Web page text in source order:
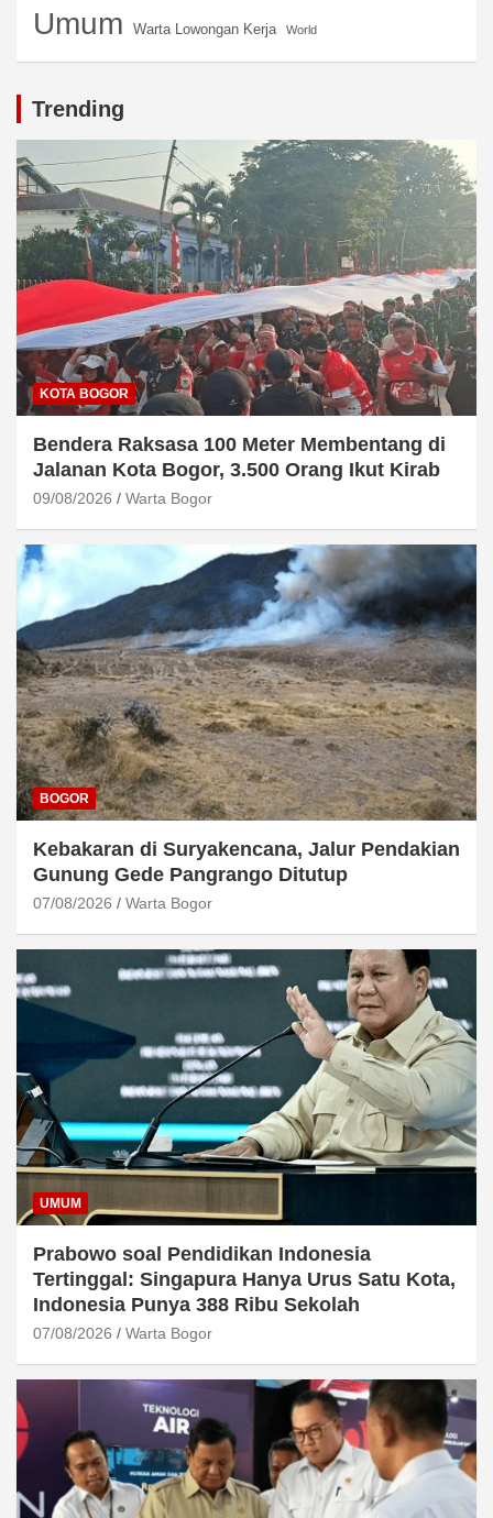
Umum Warta Lowongan Kerja World
Trending
KOTA BOGOR
Bendera Raksasa 100 Meter Membentang di
Jalanan Kota Bogor, 3.500 Orang Ikut Kirab
09/08/2026 Warta Bogor
BOGOR
Kebakaran di Suryakencana, Jalur Pendakian
Gunung Gede Pangrango Ditutup
07/08/2026 Warta Bogor
UMUM
Prabowo soal Pendidikan Indonesia
Tertinggal: Singapura Hanya Urus Satu Kota,
Indonesia Punya 388 Ribu Sekolah
07/08/2026 Warta Bogor